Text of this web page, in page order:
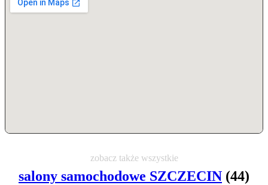
zobacz także wszystkie
salony samochodowe SZCZECIN (44)